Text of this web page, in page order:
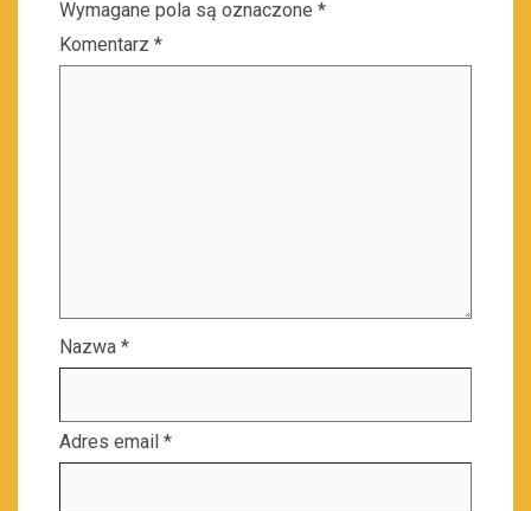
Wymagane pola są oznaczone *
Komentarz *
Nazwa *
Adres email *